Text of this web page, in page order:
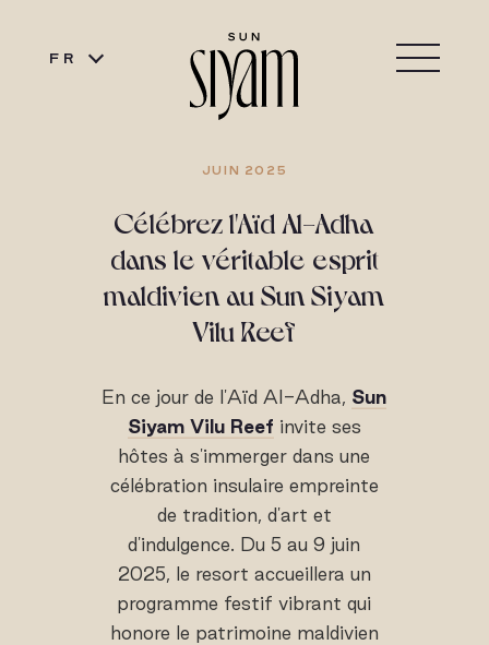
FR
JUIN 2025
Célébrez l'Aïd Al-Adha
dans le véritable esprit
maldivien au Sun Siyam
Vilu Reef
En ce jour de l'Aïd Al-Adha, Sun
Siyam Vilu Reef invite ses
hôtes à s'immerger dans une
célébration insulaire empreinte
de tradition, d'art et
d'indulgence. Du 5 au 9 juin
2025, le resort accueillera un
programme festif vibrant qui
honore le patrimoine maldivien